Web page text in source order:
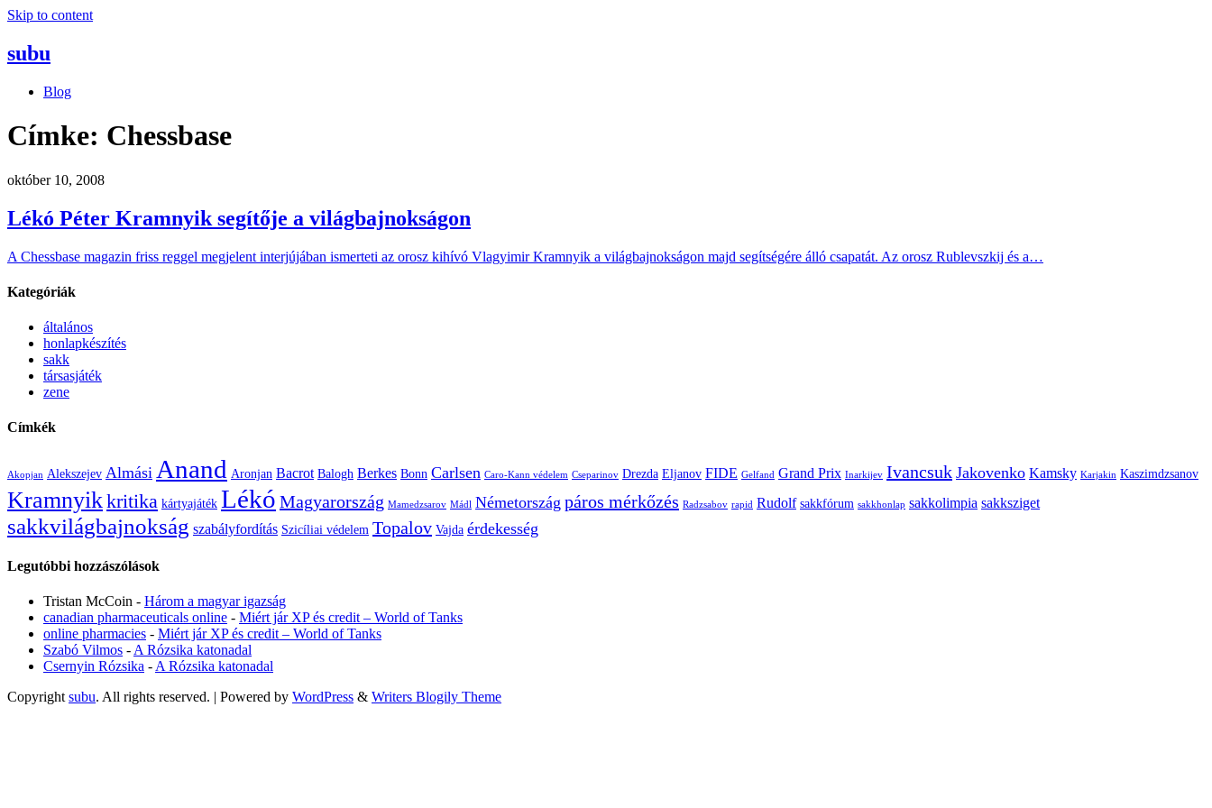
Skip to content
subu
Blog
Címke: Chessbase
október 10, 2008
Lékó Péter Kramnyik segítője a világbajnokságon
A Chessbase magazin friss reggel megjelent interjújában ismerteti az orosz kihívó Vlagyimir Kramnyik a világbajnokságon majd segítségére álló csapatát. Az orosz Rublevszkij és a…
Kategóriák
általános
honlapkészítés
sakk
társasjáték
zene
Címkék
Akopjan Alekszejev Almási Anand Aronjan Bacrot Balogh Berkes Bonn Carlsen Caro-Kann védelem Cseparinov Drezda Eljanov FIDE Gelfand Grand Prix Inarkijev Ivancsuk Jakovenko Kamsky Karjakin Kaszimdzsanov
Kramnyikkritika kártyajáték Lékó Magyarország Mamedzsarov Mádl Németország páros mérkőzés Radzsabov rapid Rudolf sakkfórum sakkhonlap sakkolimpia sakksziget
sakkvilágbajnokság szabályfordítás Szicíliai védelem Topalov Vajda érdekesség
Legutóbbi hozzászólások
Tristan McCoin - Három a magyar igazság
canadian pharmaceuticals online - Miért jár XP és credit – World of Tanks
online pharmacies - Miért jár XP és credit – World of Tanks
Szabó Vilmos - A Rózsika katonadal
Csernyin Rózsika - A Rózsika katonadal
Copyright subu. All rights reserved. | Powered by WordPress & Writers Blogily Theme